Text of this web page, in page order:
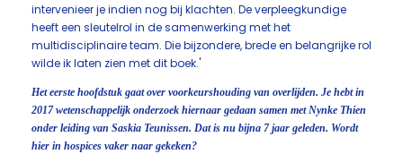
intervenieer je indien nog bij klachten. De verpleegkundige
heeft een sleutelrol in de samenwerking met het
multidisciplinaire team. Die bijzondere, brede en belangrijke rol
wilde ik laten zien met dit boek.'
Het eerste hoofdstuk gaat over voorkeurshouding van overlijden. Je hebt in
2017 wetenschappelijk onderzoek hiernaar gedaan samen met Nynke Thien
onder leiding van Saskia Teunissen. Dat is nu bijna 7 jaar geleden. Wordt
hier in hospices vaker naar gekeken?